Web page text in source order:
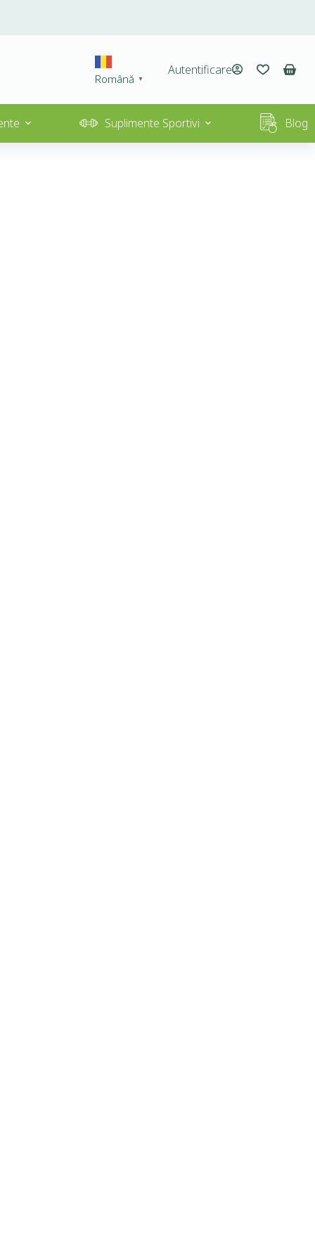
Română ▼
Autentificare
Suplimente Sportivi Blog